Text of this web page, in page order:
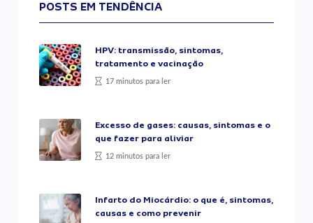
POSTS EM TENDÊNCIA
HPV: transmissão, sintomas,
tratamento e vacinação
17 minutos para ler
Excesso de gases: causas, sintomas e o
que fazer para aliviar
12 minutos para ler
Infarto do Miocárdio: o que é, sintomas,
causas e como prevenir